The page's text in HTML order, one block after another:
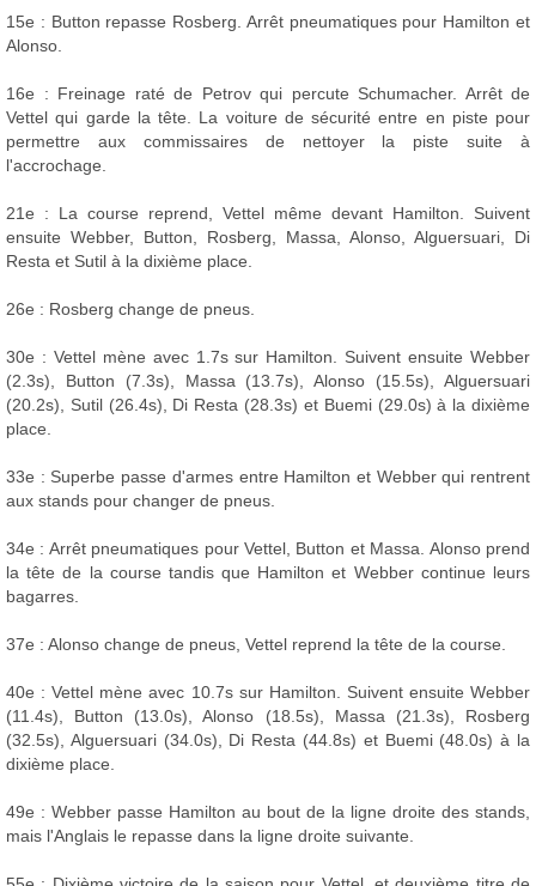
15e : Button repasse Rosberg. Arrêt pneumatiques pour Hamilton et
Alonso.
16e : Freinage raté de Petrov qui percute Schumacher. Arrêt de
Vettel qui garde la tête. La voiture de sécurité entre en piste pour
permettre aux commissaires de nettoyer la piste suite à
l'accrochage.
21e : La course reprend, Vettel même devant Hamilton. Suivent
ensuite Webber, Button, Rosberg, Massa, Alonso, Alguersuari, Di
Resta et Sutil à la dixième place.
26e : Rosberg change de pneus.
30e : Vettel mène avec 1.7s sur Hamilton. Suivent ensuite Webber
(2.3s), Button (7.3s), Massa (13.7s), Alonso (15.5s), Alguersuari
(20.2s), Sutil (26.4s), Di Resta (28.3s) et Buemi (29.0s) à la dixième
place.
33e : Superbe passe d'armes entre Hamilton et Webber qui rentrent
aux stands pour changer de pneus.
34e : Arrêt pneumatiques pour Vettel, Button et Massa. Alonso prend
la tête de la course tandis que Hamilton et Webber continue leurs
bagarres.
37e : Alonso change de pneus, Vettel reprend la tête de la course.
40e : Vettel mène avec 10.7s sur Hamilton. Suivent ensuite Webber
(11.4s), Button (13.0s), Alonso (18.5s), Massa (21.3s), Rosberg
(32.5s), Alguersuari (34.0s), Di Resta (44.8s) et Buemi (48.0s) à la
dixième place.
49e : Webber passe Hamilton au bout de la ligne droite des stands,
mais l'Anglais le repasse dans la ligne droite suivante.